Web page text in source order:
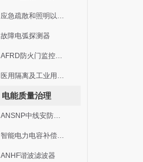
应急疏散和照明以及灯具
故障电弧探测器
AFRD防火门监控系统
医用隔离及工业用电绝缘检测
电能质量治理
ANSNP中线安防保护器
智能电力电容补偿装置
ANHF谐波滤波器